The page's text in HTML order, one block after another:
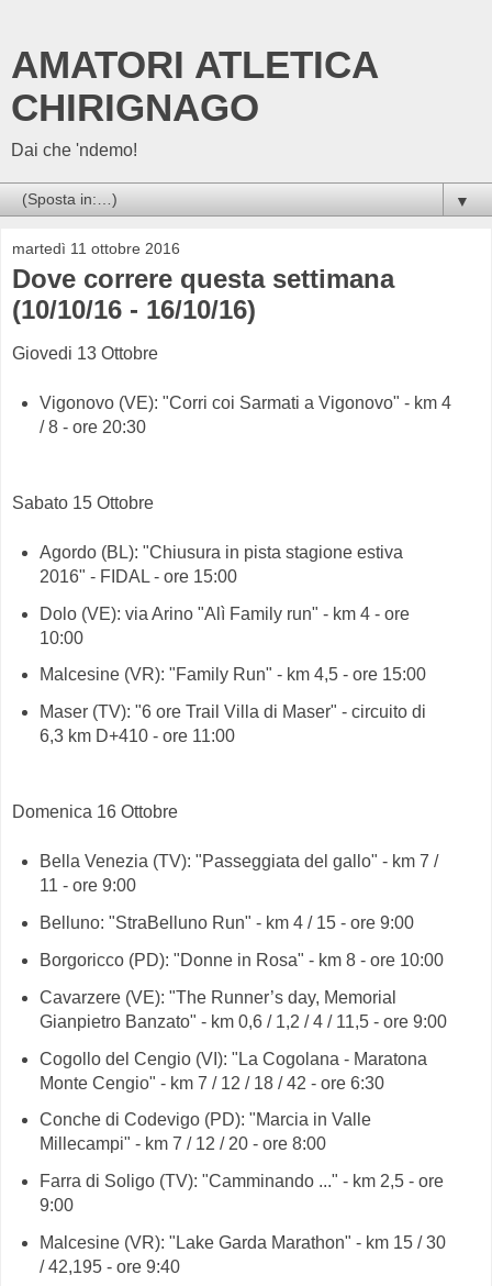
AMATORI ATLETICA
CHIRIGNAGO
Dai che 'ndemo!
▼
martedì 11 ottobre 2016
Dove correre questa settimana
(10/10/16 - 16/10/16)
Giovedi 13 Ottobre
Vigonovo (VE): "Corri coi Sarmati a Vigonovo" - km 4
/ 8 - ore 20:30
Sabato 15 Ottobre
Agordo (BL): "Chiusura in pista stagione estiva
2016" - FIDAL - ore 15:00
Dolo (VE): via Arino "Alì Family run" - km 4 - ore
10:00
Malcesine (VR): "Family Run" - km 4,5 - ore 15:00
Maser (TV): "6 ore Trail Villa di Maser" - circuito di
6,3 km D+410 - ore 11:00
Domenica 16 Ottobre
Bella Venezia (TV): "Passeggiata del gallo" - km 7 /
11 - ore 9:00
Belluno: "StraBelluno Run" - km 4 / 15 - ore 9:00
Borgoricco (PD): "Donne in Rosa" - km 8 - ore 10:00
Cavarzere (VE): "The Runner’s day, Memorial
Gianpietro Banzato" - km 0,6 / 1,2 / 4 / 11,5 - ore 9:00
Cogollo del Cengio (VI): "La Cogolana - Maratona
Monte Cengio" - km 7 / 12 / 18 / 42 - ore 6:30
Conche di Codevigo (PD): "Marcia in Valle
Millecampi" - km 7 / 12 / 20 - ore 8:00
Farra di Soligo (TV): "Camminando ..." - km 2,5 - ore
9:00
Malcesine (VR): "Lake Garda Marathon" - km 15 / 30
/ 42,195 - ore 9:40